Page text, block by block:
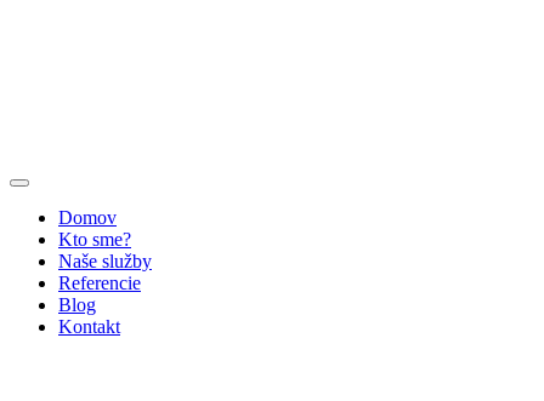
Domov
Kto sme?
Naše služby
Referencie
Blog
Kontakt